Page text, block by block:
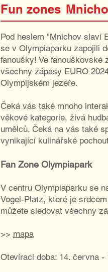
Fun zones
Pod heslem "Mnichov slaví
se v Olympiaparku zapojili
fanoušky! Ve fanouškovské
všechny zápasy EURO
Olympijském jezeře.
Čeká vás také mnoho
věkové kategorie, živá
umělců. Čeká na vás také
vynikající kulinářské
Fan Zone Olympiapark
V centru Olympiaparku se
Vogel-Platz, které je
můžete sledovat všechny
>> mapa
Otevírací doba: 14. června -